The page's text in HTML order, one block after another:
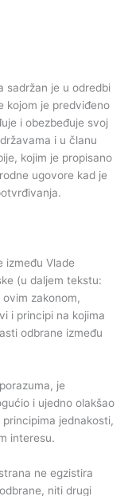
sadržan je u odredbi
kojom je predviđeno
i obezbeđuje svoj
i u članu
kojim je propisano
ugovore kad je
između Vlade
(u daljem tekstu:
zakonom,
i principi na kojima
odbrane između
je
i ujedno olakšao
jednakosti,
interesu.
ne egzistira
niti drugi